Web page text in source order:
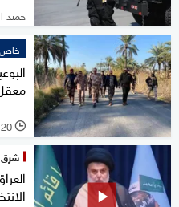
حميد
خاص
l 20 يوليو 2021